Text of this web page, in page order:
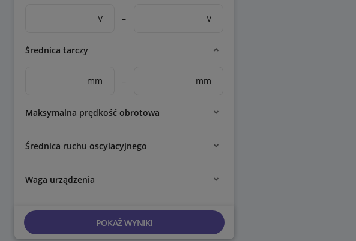
V – V
Średnica tarczy
mm – mm
Maksymalna prędkość obrotowa
Średnica ruchu oscylacyjnego
Waga urządzenia
POKAŻ WYNIKI